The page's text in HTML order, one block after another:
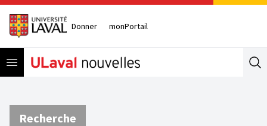
Donner monPortail
Open menu
Recherche